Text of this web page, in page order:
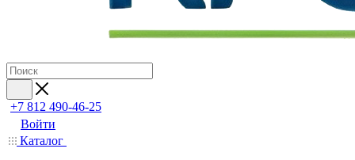
+7 812 490-46-25
Войти
Каталог